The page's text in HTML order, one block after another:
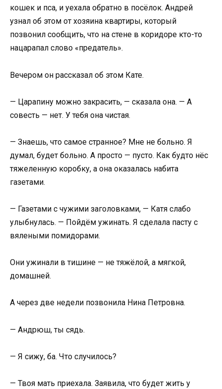
кошек и пса, и уехала обратно в посёлок. Андрей
узнал об этом от хозяина квартиры, который
позвонил сообщить, что на стене в коридоре кто-то
нацарапал слово «предатель».
Вечером он рассказал об этом Кате.
— Царапину можно закрасить, — сказала она. — А
совесть — нет. У тебя она чистая.
— Знаешь, что самое странное? Мне не больно. Я
думал, будет больно. А просто — пусто. Как будто нёс
тяжеленную коробку, а она оказалась набита
газетами.
— Газетами с чужими заголовками, — Катя слабо
улыбнулась. — Пойдём ужинать. Я сделала пасту с
вялеными помидорами.
Они ужинали в тишине — не тяжёлой, а мягкой,
домашней.
А через две недели позвонила Нина Петровна.
— Андрюш, ты сядь.
— Я сижу, ба. Что случилось?
— Твоя мать приехала. Заявила, что будет жить у